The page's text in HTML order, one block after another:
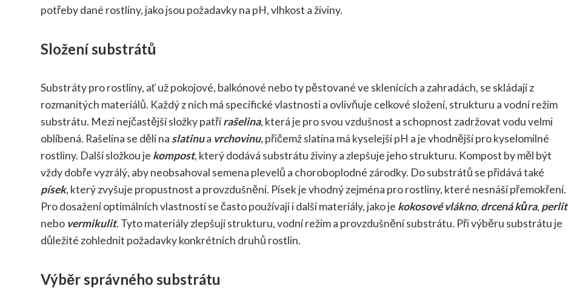
potřeby dané rostliny, jako jsou požadavky na pH, vlhkost a živiny.
Složení substrátů
Substráty pro rostliny, ať už pokojové, balkónové nebo ty pěstované ve sklenících a zahradách, se skládají z
rozmanitých materiálů. Každý z nich má specifické vlastnosti a ovlivňuje celkové složení, strukturu a vodní režim
substrátu. Mezi nejčastější složky patřírašelina, která je pro svou vzdušnost a schopnost zadržovat vodu velmi
oblíbená. Rašelina se dělí na slatinua vrchovinu, přičemž slatina má kyselejší pH a je vhodnější pro kyselomilné
rostliny. Další složkou je kompost, který dodává substrátu živiny a zlepšuje jeho strukturu. Kompost by měl být
vždy dobře vyzrálý, aby neobsahoval semena plevelů a choroboplodné zárodky. Do substrátů se přidává také
písek, který zvyšuje propustnost a provzdušnění. Písek je vhodný zejména pro rostliny, které nesnáší přemokření.
Pro dosažení optimálních vlastností se často používají i další materiály, jako je kokosové vlákno, drcená kůra, perlit
nebo vermikulit. Tyto materiály zlepšují strukturu, vodní režim a provzdušnění substrátu. Při výběru substrátu je
důležité zohlednit požadavky konkrétních druhů rostlin.
Výběr správného substrátu